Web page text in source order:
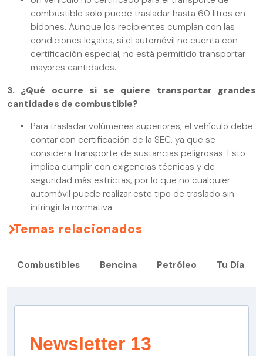
combustible solo puede trasladar hasta 60 litros en
bidones. Aunque los recipientes cumplan con las
condiciones legales, si el automóvil no cuenta con
certificación especial, no está permitido transportar
mayores cantidades.
3. ¿Qué ocurre si se quiere transportar grandes
cantidades de combustible?
Para trasladar volúmenes superiores, el vehículo debe
contar con certificación de la SEC, ya que se
considera transporte de sustancias peligrosas. Esto
implica cumplir con exigencias técnicas y de
seguridad más estrictas, por lo que no cualquier
automóvil puede realizar este tipo de traslado sin
infringir la normativa.
Temas relacionados
Combustibles Bencina Petróleo Tu Día
Newsletter 13